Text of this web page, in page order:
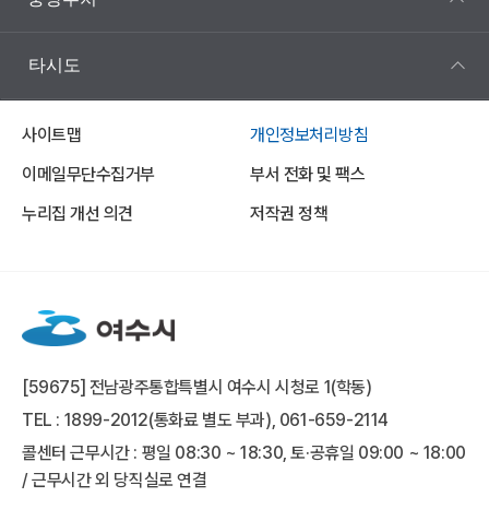
타시도
사이트맵
개인정보처리방침
이메일무단수집거부
부서 전화 및 팩스
누리집 개선 의견
저작권 정책
[59675] 전남광주통합특별시 여수시 시청로 1(학동)
TEL : 1899-2012(통화료 별도 부과), 061-659-2114
콜센터 근무시간 : 평일 08:30 ~ 18:30, 토·공휴일 09:00 ~ 18:00
/ 근무시간 외 당직실로 연결